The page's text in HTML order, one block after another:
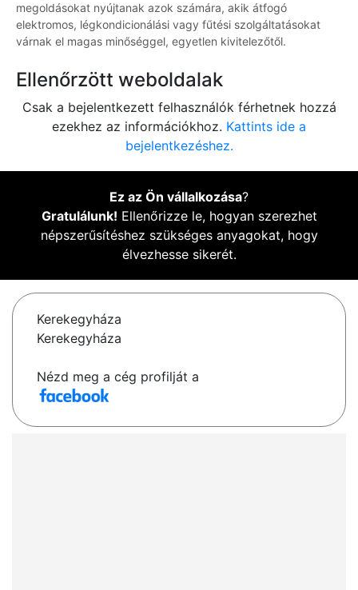
megoldásokat nyújtanak azok számára, akik átfogó
elektromos, légkondicionálási vagy fűtési szolgáltatásokat
várnak el magas minőséggel, egyetlen kivitelezőtől.
Ellenőrzött weboldalak
Csak a bejelentkezett felhasználók férhetnek hozzá
ezekhez az információkhoz. Kattints ide a
bejelentkezéshez.
Ez az Ön vállalkozása?
Gratulálunk! Ellenőrizze le, hogyan szerezhet
népszerűsítéshez szükséges anyagokat, hogy
élvezhesse sikerét.
Kerekegyháza
Kerekegyháza
Nézd meg a cég profilját a